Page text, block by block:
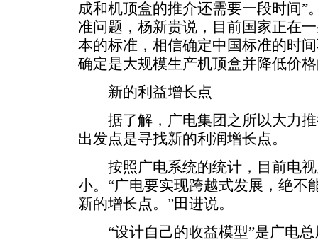
成和机顶盒的推介还需要一段时间”
准问题，杨新贵说，目前国家正在
本的标准，相信确定中国标准的时
确定是大规模生产机顶盒并降低价
新的利益增长点
据了解，广电集团之所以大力推
出发点是寻找新的利润增长点。
按照广电系统的统计，目前电视
小。“广电要实现跨越式发展，绝不
新的增长点。”田进说。
“设计自己的收益模型”是广电总